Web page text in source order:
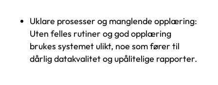
Uklare prosesser og manglende opplæring:
Uten felles rutiner og god opplæring
brukes systemet ulikt, noe som fører til
dårlig datakvalitet og upålitelige rapporter.